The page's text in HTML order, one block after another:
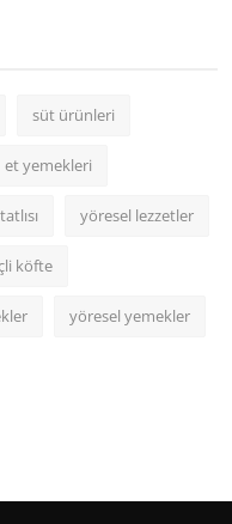
süt ürünleri
et yemekleri
yöresel lezzetler
köfte
yöresel yemekler